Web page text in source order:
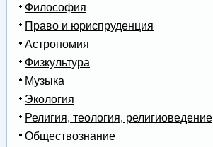
Философия
Право и юриспруденция
Астрономия
Физкультура
Музыка
Экология
Религия, теология, религиоведение
Обществознание